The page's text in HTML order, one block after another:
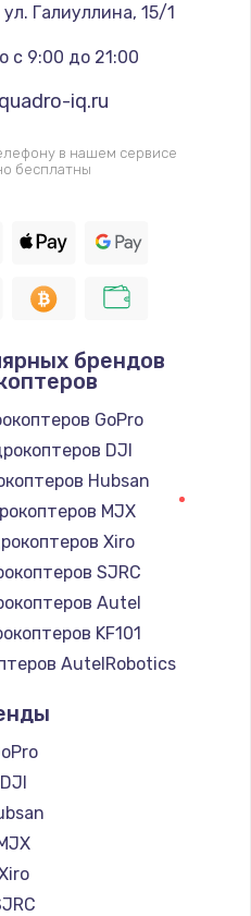
моста
руб.
руб.
руб.
руб.
BIOS
руб.
руб.
данных
руб.
ул. Галиуллина, 15/1
с 9:00 до 21:00
iq.ru
в нашем сервисе
бесплатны
брендов
GoPro
DJI
Hubsan
MJX
Xiro
SJRC
Autel
KF101
AutelRobotics
DJI